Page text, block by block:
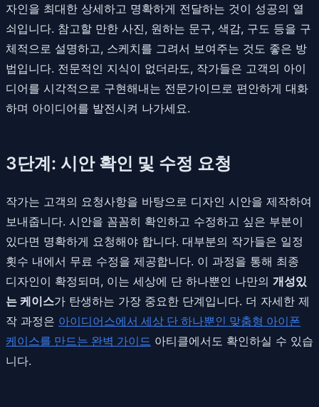
자인을 최대한 상세하고 명확하게 전달하는 것이 성공의 열
쇠입니다. 참고할 만한 사진, 원하는 문구, 색감, 구도 등을 구
체적으로 설명하고, 스케치를 그려서 보여주는 것도 좋은 방
법입니다. 전문적인 지식이 없더라도, 작가들은 고객의 아이
디어를 시각적으로 구현해내는 전문가이므로 편안하게 대화
하며 아이디어를 발전시켜 나가세요.
3단계: 시안 확인 및 수정 요청
작가는 고객의 요청사항을 바탕으로 디자인 시안을 제작하여
보내줍니다. 시안을 꼼꼼히 확인하고 수정하고 싶은 부분이
있다면 명확하게 요청해야 합니다. 대부분의 작가들은 일정
횟수 내에서 무료 수정을 제공합니다. 이 과정을 통해 최종
디자인이 확정되며, 이는 세상에 단 하나뿐인 나만의 개성있
는 케이스가 탄생하는 가장 중요한 단계입니다. 더 자세한 제
작 과정은 아이디어스에서 세상 단 하나뿐인 맞춤형 아이폰
케이스를 만드는 완벽 가이드 아티클에서도 확인하실 수 있습
니다.